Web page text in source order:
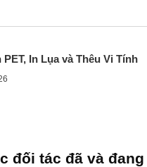
PET, In Lụa và Thêu Vi Tính
đối tác đã và